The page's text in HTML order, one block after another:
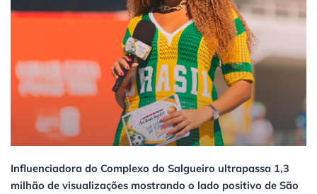
Influenciadora do Complexo do Salgueiro ultrapassa 1,3
milhão de visualizações mostrando o lado positivo de São